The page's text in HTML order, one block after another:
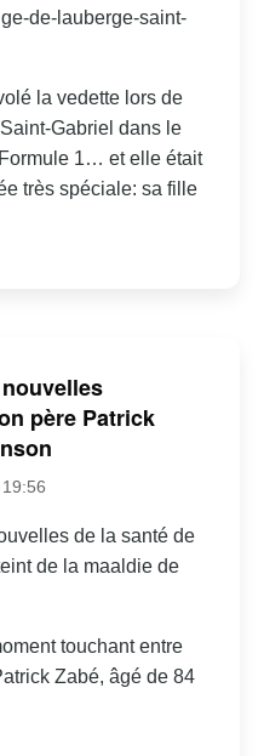
de-lauberge-saint-
la vedette lors de
Gabriel dans le
1… et elle était
très spéciale: sa fille
père Patrick
de la santé de
de la maaldie de
touchant entre
Zabé, âgé de 84